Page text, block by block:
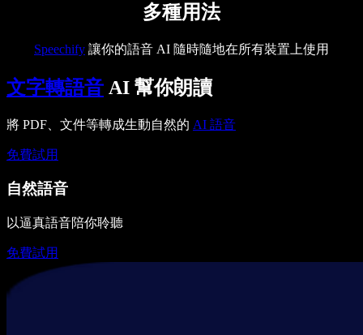
多種用法
Speechify 讓你的語音 AI 隨時隨地在所有裝置上使用
文字轉語音 AI 幫你朗讀
將 PDF、文件等轉成生動自然的 AI 語音
免費試用
自然語音
以逼真語音陪你聆聽
免費試用